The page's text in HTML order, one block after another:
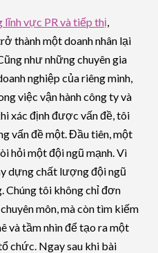
lĩnh vực PR và tiếp thị
thành một doanh nhân lại
như những chuyên gia
nghiệp của riêng mình,
việc vận hành công ty và
xác định được vấn đề, tôi
vấn đề một. Đầu tiên, một
hỏi một đội ngũ mạnh. Vì
dựng chất lượng đội ngũ
Chúng tôi không chỉ đơn
môn, mà còn tìm kiếm
và tầm nhìn để tạo ra một
chức. Ngay sau khi bài